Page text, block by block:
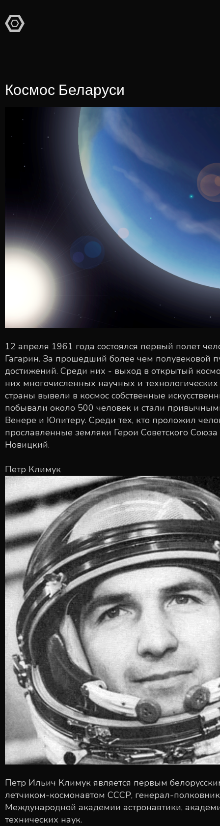
Космос Беларуси
12 апреля 1961 года состоялся первый полет
Гагарин. За прошедший более чем полувековой
достижений. Среди них - выход в открытый
них многочисленных научных и
страны вывели в космос собственные
побывали около 500 человек и стали
Венере и Юпитеру. Среди тех, кто проложил
прославленные земляки Герои Советского
Новицкий.
Петр Климук
Петр Ильич Климук является первым
летчиком-космонавтом СССР, генерал-
Международной академии астронавтики,
технических наук.